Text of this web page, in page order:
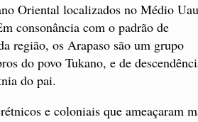
Oriental localizados no Médio
consonância com o padrão de
região, os Arapaso são um grupo
do povo Tukano, e de
do pai.
e coloniais que ameaçaram